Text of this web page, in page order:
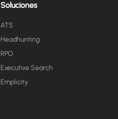
Soluciones
ATS
Headhunting
RPO
Executive Search
Emplicity